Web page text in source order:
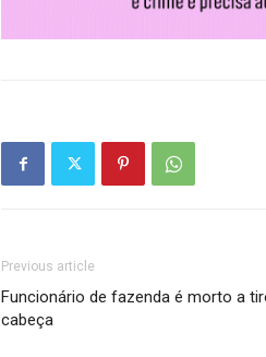
Previous article
Funcionário de fazenda é morto a
cabeça